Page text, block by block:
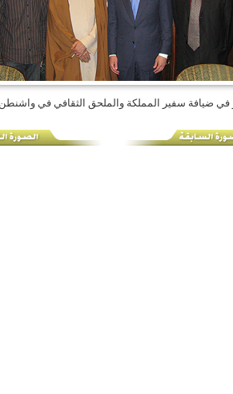
ضيافة سفير المملكة والملحق الثقافي في واشنطن - 24/5/